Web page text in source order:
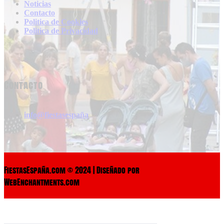
Noticias
Contacto
Politica de Cookies
Politica de Privacidad
Contacto
info@fiestasespaña
FiestasEspaña.com © 2024 | Diseñado por
WebEnchantments.com